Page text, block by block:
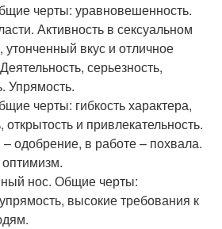
черты: уравновешенность.
Активность в сексуальном
утонченный вкус и отличное
серьезность,
Упрямость.
черты: гибкость характера,
открытость и привлекательность.
одобрение, в работе – похвала.
нос. Общие черты:
высокие требования к